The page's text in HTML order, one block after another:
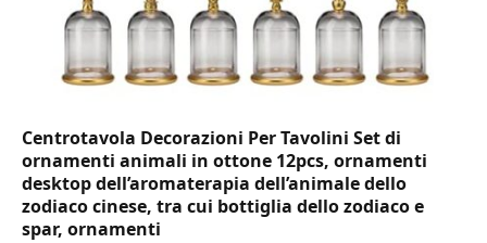
Centrotavola Decorazioni Per Tavolini Set di
ornamenti animali in ottone 12pcs, ornamenti
desktop dell’aromaterapia dell’animale dello
zodiaco cinese, tra cui bottiglia dello zodiaco e
spar, ornamenti